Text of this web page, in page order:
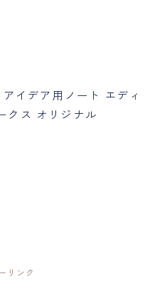
イデア用ノート エディ
クス オリジナル
リンク